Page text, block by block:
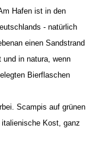
Hafen ist in den
- natürlich
einen Sandstrand
in natura, wenn
Bierflaschen
Scampis auf grünen
Kost, ganz